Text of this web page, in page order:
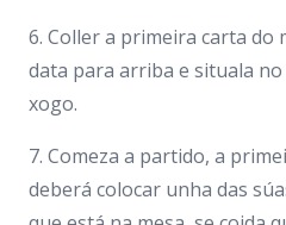
6. Coller a primeira carta do
data para arriba e situala
xogo.
7. Comeza a partido, a
deberá colocar unha das